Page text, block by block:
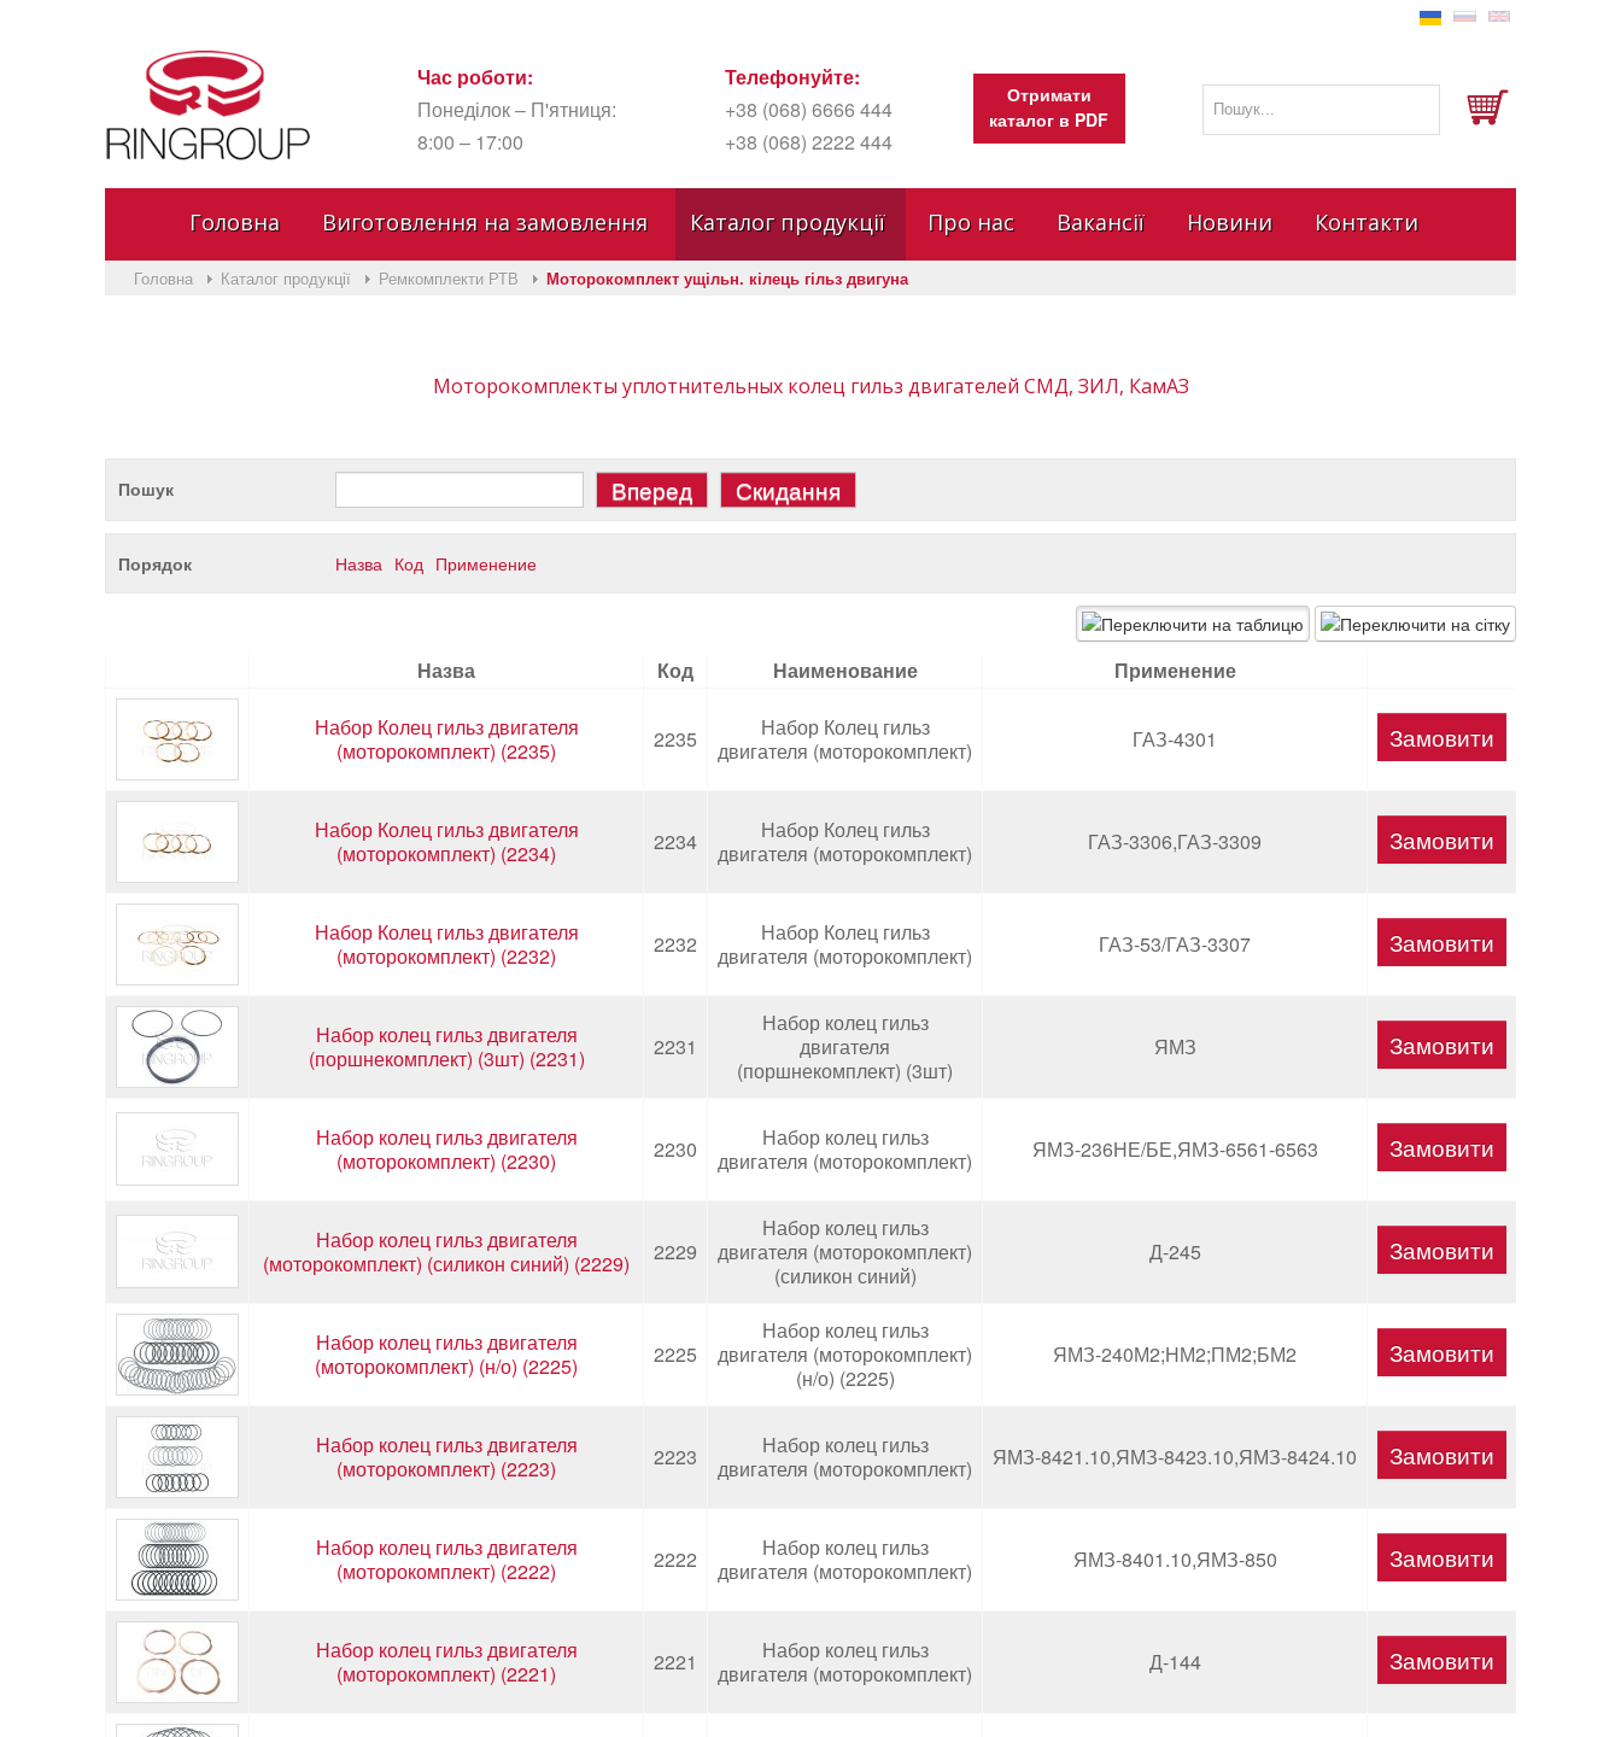
Час роботи:
Понеділок – П'ятниця:
8:00 – 17:00
Телефонуйте:
+38 (068) 6666 444
+38 (068) 2222 444
Отримати
каталог в PDF
Головна Виготовлення на замовлення Каталог продукції Про нас Вакансії Новини Контакти
Головна Каталог продукції Ремкомплекти РТВ Моторокомплект ущільн. кілець гільз двигуна
Моторокомплекты уплотнительных колец гильз двигателей СМД, ЗИЛ, КамАЗ
Пошук
Порядок Назва Код Применение
Назва Код Наименование Применение
Набор Колец гильз двигателя
(моторокомплект) (2235)
2235
Набор Колец гильз
двигателя (моторокомплект)
ГАЗ-4301
Набор Колец гильз двигателя
(моторокомплект) (2234)
2234
Набор Колец гильз
двигателя (моторокомплект)
ГАЗ-3306,ГАЗ-3309
Набор Колец гильз двигателя
(моторокомплект) (2232)
2232
Набор Колец гильз
двигателя (моторокомплект)
ГАЗ-53/ГАЗ-3307
Набор колец гильз двигателя
(поршнекомплект) (3шт) (2231)
2231
Набор колец гильз
двигателя
(поршнекомплект) (3шт)
ЯМЗ
Набор колец гильз двигателя
(моторокомплект) (2230)
2230
Набор колец гильз
двигателя (моторокомплект)
ЯМЗ-236НЕ/БЕ,ЯМЗ-6561-6563
Набор колец гильз двигателя
(моторокомплект) (силикон синий) (2229)
2229
Набор колец гильз
двигателя (моторокомплект)
(силикон синий)
Д-245
Набор колец гильз двигателя
(моторокомплект) (н/о) (2225)
2225
Набор колец гильз
двигателя (моторокомплект)
(н/о) (2225)
ЯМЗ-240М2;НМ2;ПМ2;БМ2
Набор колец гильз двигателя
(моторокомплект) (2223)
2223
Набор колец гильз
двигателя (моторокомплект)
ЯМЗ-8421.10,ЯМЗ-8423.10,ЯМЗ-8424.10
Набор колец гильз двигателя
(моторокомплект) (2222)
2222
Набор колец гильз
двигателя (моторокомплект)
ЯМЗ-8401.10,ЯМЗ-850
Набор колец гильз двигателя
(моторокомплект) (2221)
2221
Набор колец гильз
двигателя (моторокомплект)
Д-144